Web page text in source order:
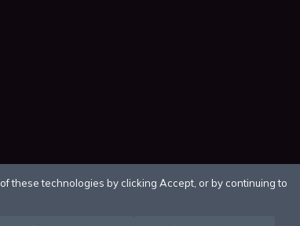
these technologies by clicking Accept, or by continuing to